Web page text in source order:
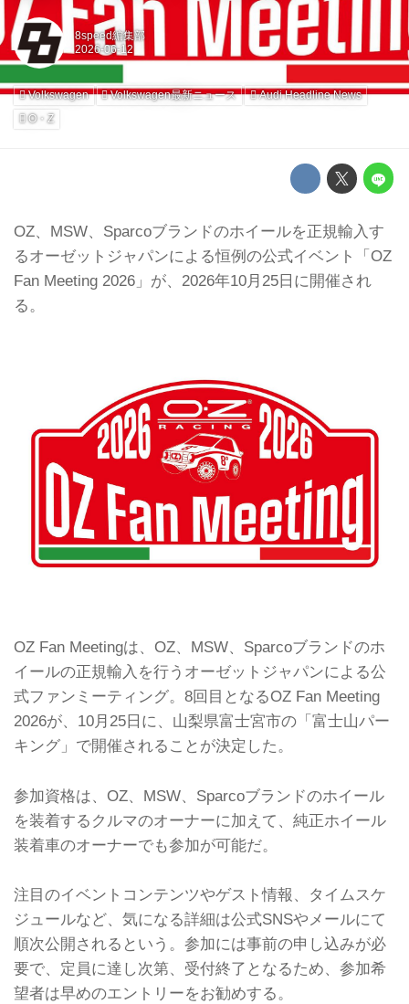
8speed編集部
Volkswagen Volkswagen最新ニュース
Audi Headline News
O・Z
OZ、MSW、Sparcoブランドのホイールを正規輸入す
るオーゼットジャパンによる恒例の公式イベント「OZ
Fan Meeting 2026」が、2026年10月25日に開催され
る。
OZ Fan Meetingは、OZ、MSW、Sparcoブランドのホ
イールの正規輸入を行うオーゼットジャパンによる公
式ファンミーティング。8回目となるOZ Fan Meeting
2026が、10月25日に、山梨県富士宮市の「富士山パー
キング」で開催されることが決定した。
参加資格は、OZ、MSW、Sparcoブランドのホイール
を装着するクルマのオーナーに加えて、純正ホイール
装着車のオーナーでも参加が可能だ。
注目のイベントコンテンツやゲスト情報、タイムスケ
ジュールなど、気になる詳細は公式SNSやメールにて
順次公開されるという。参加には事前の申し込みが必
要で、定員に達し次第、受付終了となるため、参加希
望者は早めのエントリーをお勧めする。